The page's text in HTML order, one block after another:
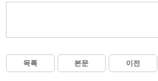
목록 본문 이전